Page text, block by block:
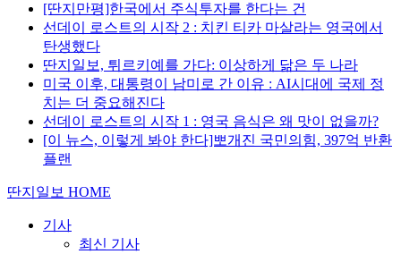
[딴지만평]한국에서 주식투자를 한다는 건
선데이 로스트의 시작 2 : 치킨 티카 마살라는 영국에서
탄생했다
딴지일보, 튀르키예를 가다: 이상하게 닮은 두 나라
미국 이후, 대통령이 남미로 간 이유 : AI시대에 국제 정
치는 더 중요해진다
선데이 로스트의 시작 1 : 영국 음식은 왜 맛이 없을까?
[이 뉴스, 이렇게 봐야 한다]뽀개진 국민의힘, 397억 반환
플랜
딴지일보 HOME
기사
최신 기사